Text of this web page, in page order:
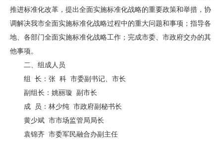
推进标准化改革，提出全面实施标准化战略的重要政策和举措，协
调解决我市全面实施标准化战略过程中的重大问题和事项；指导各
地、各部门全面实施标准化战略工作；完成市委、市政府交办的其
他事项。
二、组成人员
组 长：张 科 市委副书记、市长
副组长：姚丽璇 副市长
成 员：林少纯 市政府副秘书长
黄少斌 市市场监管局局长
袁锦齐 市委军民融合办副主任